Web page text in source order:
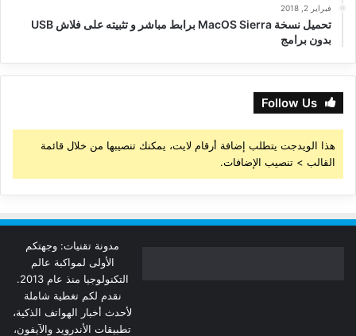
فبراير 2, 2018
تحميل نسخة MacOS Sierra برابط مباشر و تثبيته على فلاش USB
بدون برامج
Follow Us
هذا الويدجت يتطلب إضافة أرقام لايت، يمكنك تنصيبها من خلال قائمة
القالب > تنصيب الإضافات.
مدونة تقنيات: وجهتكم
الأولى لمواكبة عالم
التكنولوجيا منذ عام 2013.
نقدم لكم تغطية شاملة
لأحدث أخبار الهواتف الذكية،
تطبيقات الأندرويد والآيفون،